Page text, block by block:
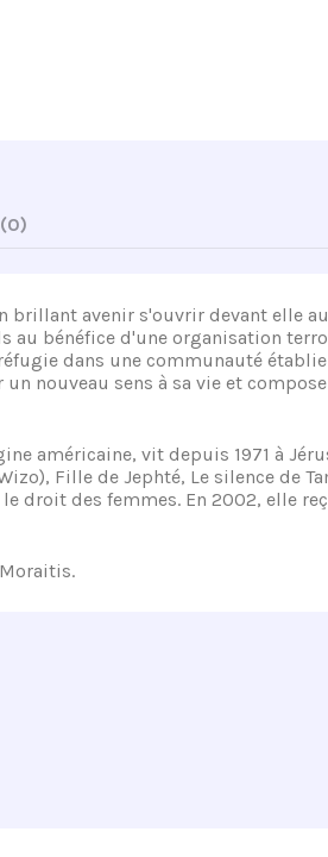
(0)
brillant avenir s'ouvrir devant elle
au bénéfice d'une organisation
dans une communauté
nouveau sens à sa vie et
américaine, vit depuis 1971 à
Fille de Jephté, Le silence de
droit des femmes. En 2002, elle